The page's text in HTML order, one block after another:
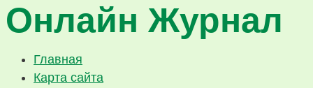
Онлайн Журнал
Главная
Карта сайта